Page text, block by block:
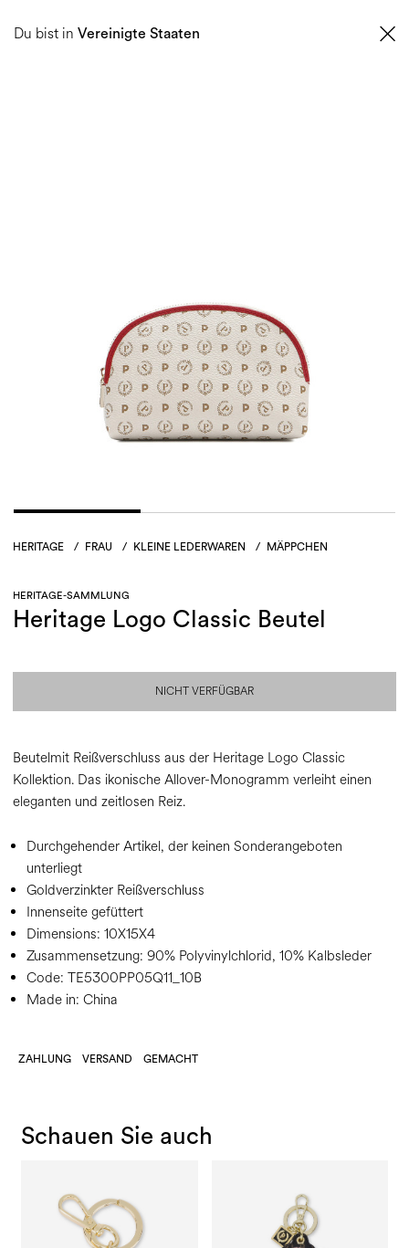
Du bist in Vereinigte Staaten
HERITAGE / FRAU / KLEINE LEDERWAREN / MÄPPCHEN
HERITAGE-SAMMLUNG
Heritage Logo Classic Beutel
NICHT VERFÜGBAR
Beutelmit Reißverschluss aus der Heritage Logo Classic
Kollektion. Das ikonische Allover-Monogramm verleiht einen
eleganten und zeitlosen Reiz.
Durchgehender Artikel, der keinen Sonderangeboten
unterliegt
Goldverzinkter Reißverschluss
Innenseite gefüttert
Dimensions: 10X15X4
Zusammensetzung: 90% Polyvinylchlorid, 10% Kalbsleder
Code: TE5300PP05Q11_10B
Made in: China
ZAHLUNG VERSAND GEMACHT
Schauen Sie auch